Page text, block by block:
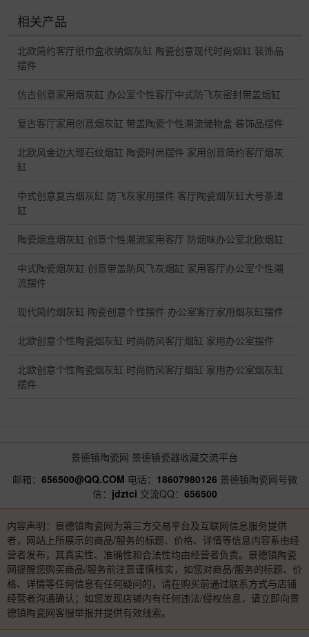
相关产品
北欧简约客厅纸巾盒收纳烟灰缸 陶瓷创意现代时尚烟缸 装饰品
摆件
仿古创意家用烟灰缸 办公室个性客厅中式防飞灰密封带盖烟缸
复古客厅家用创意烟灰缸 带盖陶瓷个性潮流储物盒 装饰品摆件
北欧风金边大理石纹烟缸 陶瓷时尚摆件 家用创意简约客厅烟灰
缸
中式创意复古烟灰缸 防飞灰家用摆件 客厅陶瓷烟灰缸大号茶渣
缸
陶瓷烟盒烟灰缸 创意个性潮流家用客厅 防烟味办公室北欧烟缸
中式陶瓷烟灰缸 创意带盖防风飞灰烟缸 家用客厅办公室个性潮
流摆件
现代简约烟灰缸 陶瓷创意个性摆件 办公室客厅家用烟灰缸摆件
北欧创意个性陶瓷烟灰缸 时尚防风客厅烟缸 家用办公室摆件
北欧创意个性陶瓷烟灰缸 时尚防风客厅烟缸 家用办公室烟灰缸
摆件
景德镇陶瓷网 景德镇瓷器收藏交流平台
邮箱： 656500@QQ.COM 电话： 18607980126 景德镇陶瓷网号微
信： jdztci 交流QQ： 656500
内容声明：景德镇陶瓷网为第三方交易平台及互联网信息服务提供
者，网站上所展示的商品/服务的标题、价格、详情等信息内容系由经
营者发布，其真实性、准确性和合法性均由经营者负责。景德镇陶瓷
网提醒您购买商品/服务前注意谨慎核实，如您对商品/服务的标题、价
格、详情等任何信息有任何疑问的，请在购买前通过联系方式与店铺
经营者沟通确认；如您发现店铺内有任何违法/侵权信息，请立即向景
德镇陶瓷网客服举报并提供有效线索。